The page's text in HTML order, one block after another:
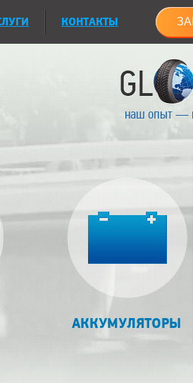
КОНТАКТЫ
наш опыт —
АККУМУЛЯТОРЫ